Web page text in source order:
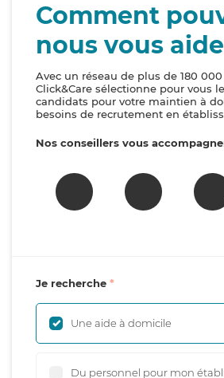
Comment
nous vous
Avec un réseau de plus de 180
Click&Care sélectionne pour vous
candidats pour votre maintien à
besoins de recrutement en
Nos conseillers vous
Je recherche
Une aide à domicile
Du personnel pour mon